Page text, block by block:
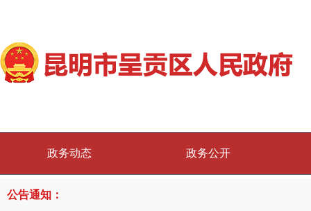
政务动态 政务公开
公告通知：